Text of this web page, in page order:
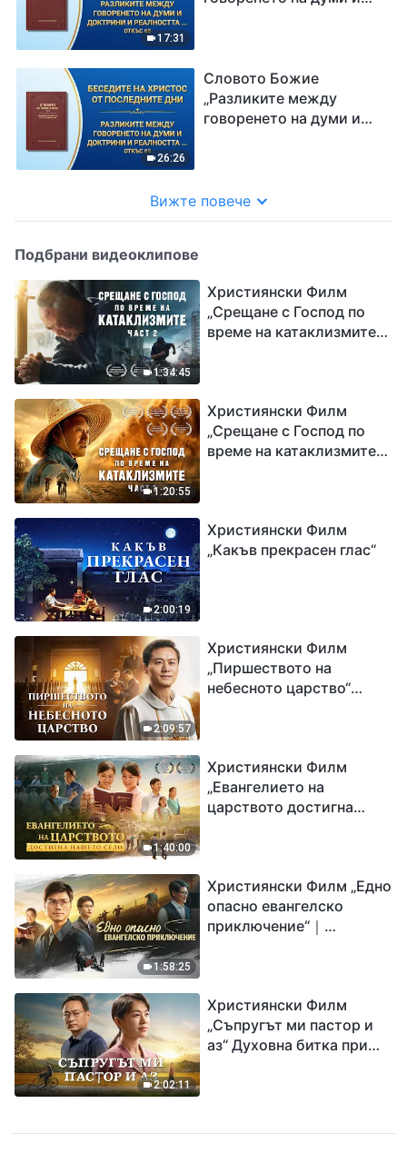
17:31
26:26
Словото Божие
„Разликите между
говоренето на думи и
Вижте повече
Подбрани видеоклипове
1:34:45
Християнски Филм
„Срещане с Господ по
време на катаклизмите“
1:20:55
Християнски Филм
„Срещане с Господ по
време на катаклизмите“
2:00:19
Християнски Филм
„Какъв прекрасен глас“
2:09:57
Християнски Филм
„Пиршеството на
небесното царство“
1:40:00
Християнски Филм
„Евангелието на
царството достигна
1:58:25
Християнски Филм „Едно
опасно евангелско
приключение“｜
Исус
2:02:11
Християнски Филм
„Съпругът ми пастор и
аз“ Духовна битка при